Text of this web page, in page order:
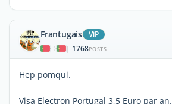
Frantugais ViP
| 1768POSTS
Hep pomqui.
Visa Electron Portugal 3,5 Euro par an.